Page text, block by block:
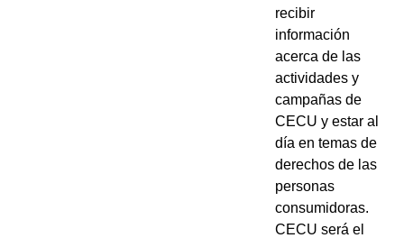
recibir
información
acerca de las
actividades y
campañas de
CECU y estar al
día en temas de
derechos de las
personas
consumidoras.
CECU será el